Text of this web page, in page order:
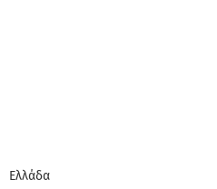
Ελλάδα